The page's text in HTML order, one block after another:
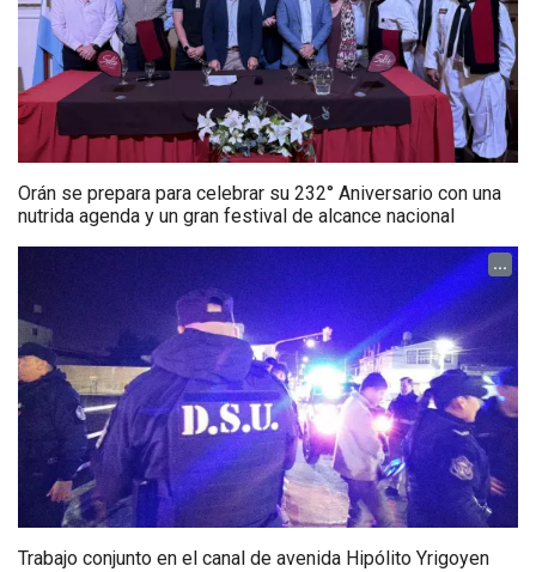
Orán se prepara para celebrar su 232° Aniversario con una
nutrida agenda y un gran festival de alcance nacional
...
Trabajo conjunto en el canal de avenida Hipólito Yrigoyen